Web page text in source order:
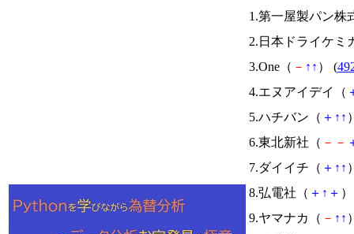
1.第一屋製パン株
2.日本ドライケミ
3.One（ － ↑ ↑ ） (
4.エヌアイデイ（
5.ハチバン（ ＋ ↑ ↑
6.東北新社（ － －
7.ダイイチ（ ＋ ↑ ↑
8.弘電社（ ＋ ↑ ＋
9.ヤマナカ（ － ↑ ↑